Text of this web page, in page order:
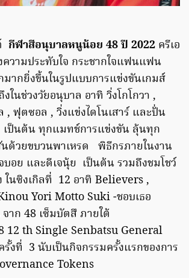
กีฬาสีอนุบาลหนูน้อย 48 ปี 2022 ครีเอ
ความประทับใจ กระชากใจแฟนแฟน
ากยิ่งขึ้นในรูปแบบการแข่งขันเกมส์
ในช่วงวัยอนุบาล อาทิ วิ่งโกโกวา ,
, ฟุตซอล , วิ่งแข่งไดโนเสาร์ และปั่น
ป็นต้น ทุกแมทช์การแข่งขัน ลุ้นทุก
ด้วยขบวนพาเหรด พิธีกรภายในงาน
บอย และดีเจนุ้ย เป็นต้น รวมถึงชมโชว์
ในซิงเกิลที่ 12 อาทิ Believers ,
Yori Motto Suki -ชอบเธอ
าก 48 เซ็มบัตสึ ภายใต้
12 th Single Senbatsu General
งที่ 3 นับเป็นกิจกรรมครั้งแรกของการ
Tokens